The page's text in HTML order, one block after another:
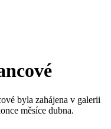
byla zahájena v galerii
měsíce dubna.